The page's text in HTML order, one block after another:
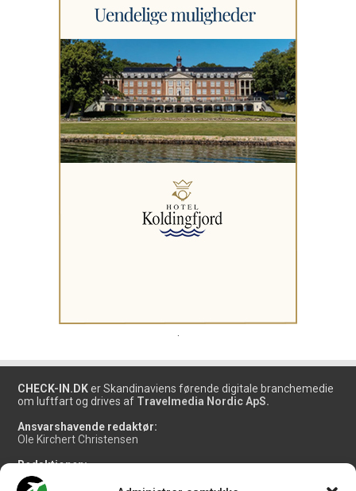
CHECK-IN.DK er Skandinaviens førende digitale branchemedie
om luftfart og drives af Travelmedia Nordic ApS.
Ansvarshavende redaktør:
Ole Kirchert Christensen
Redaktionen:
Christian Granhøj Skouboe